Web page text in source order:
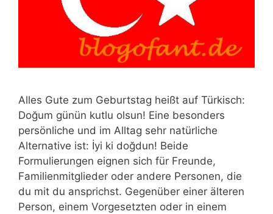
Alles Gute zum Geburtstag heißt auf Türkisch:
Doğum günün kutlu olsun! Eine besonders
persönliche und im Alltag sehr natürliche
Alternative ist: İyi ki doğdun! Beide
Formulierungen eignen sich für Freunde,
Familienmitglieder oder andere Personen, die
du mit du ansprichst. Gegenüber einer älteren
Person, einem Vorgesetzten oder in einem